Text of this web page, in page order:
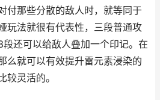
付那些分散的敌人时，就等同于
玩法就很有代表性，三段普通攻
还可以给敌人叠加一个印记。在
么就可以有效提升雷元素浸染的
较灵活的。